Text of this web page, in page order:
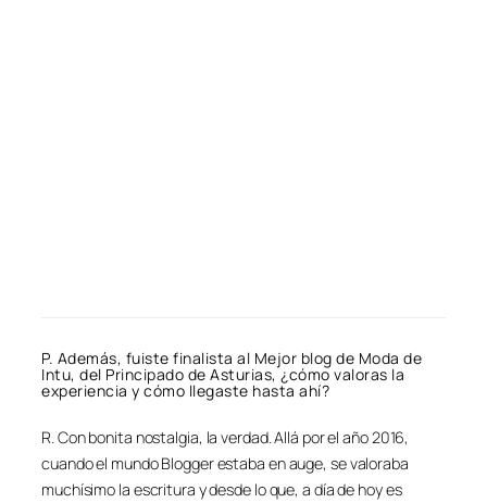
P. Además, fuiste finalista al Mejor blog de Moda de
Intu, del Principado de Asturias, ¿cómo valoras la
experiencia y cómo llegaste hasta ahí?
R. Con bonita nostalgia, la verdad. Allá por el año 2016,
cuando el mundo Blogger estaba en auge, se valoraba
muchísimo la escritura y desde lo que, a día de hoy es